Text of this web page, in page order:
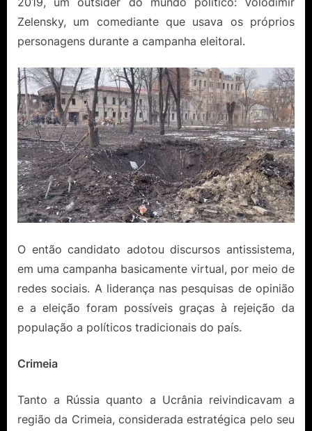
Zelensky, um comediante que usava os próprios
personagens durante a campanha eleitoral.
O então candidato adotou discursos antissistema,
em uma campanha basicamente virtual, por meio de
redes sociais. A liderança nas pesquisas de opinião
e a eleição foram possíveis graças à rejeição da
população a políticos tradicionais do país.
Crimeia
Tanto a Rússia quanto a Ucrânia reivindicavam a
região da Crimeia, considerada estratégica pelo seu